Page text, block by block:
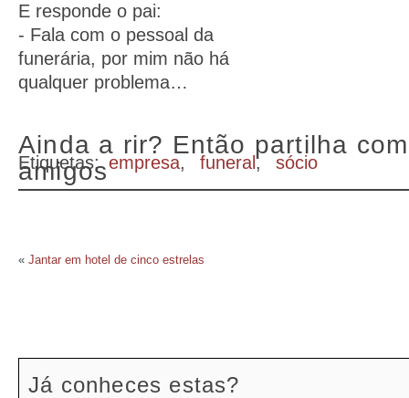
E responde o pai:
- Fala com o pessoal da
funerária, por mim não há
qualquer problema…
Ainda a rir? Então partilha
amigos
Etiquetas: empresa, funeral , sócio
« Jantar em hotel de cinco estrelas
Já conheces estas?